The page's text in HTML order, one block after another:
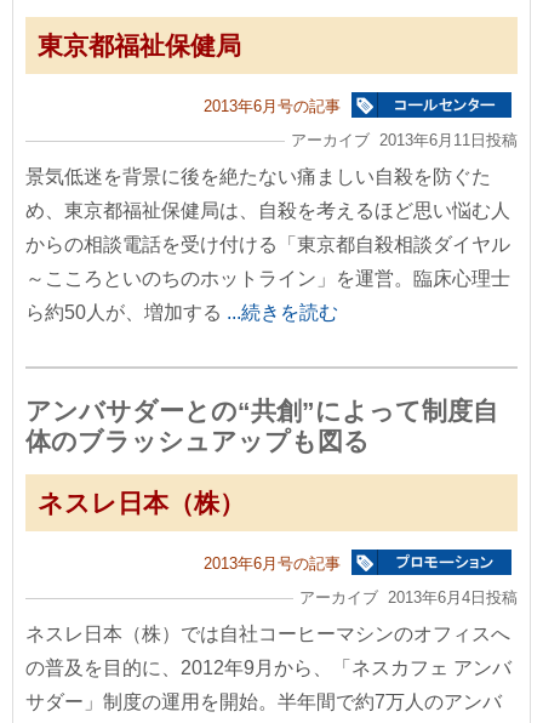
東京都福祉保健局
2013年6月号の記事
アーカイブ 2013年6月11日投稿
景気低迷を背景に後を絶たない痛ましい自殺を防ぐた
め、東京都福祉保健局は、自殺を考えるほど思い悩む人
からの相談電話を受け付ける「東京都自殺相談ダイヤル
～こころといのちのホットライン」を運営。臨床心理士
ら約50人が、増加する ...続きを読む
アンバサダーとの“共創”によって制度自
体のブラッシュアップも図る
ネスレ日本（株）
2013年6月号の記事
アーカイブ 2013年6月4日投稿
ネスレ日本（株）では自社コーヒーマシンのオフィスへ
の普及を目的に、2012年9月から、「ネスカフェ アンバ
サダー」制度の運用を開始。半年間で約7万人のアンバ